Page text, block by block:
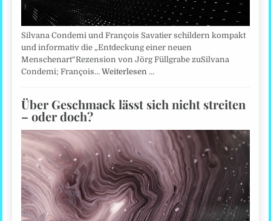
Silvana Condemi und François Savatier schildern kompakt
und informativ die „Entdeckung einer neuen
Menschenart“Rezension von Jörg Füllgrabe zuSilvana
Condemi; François…Weiterlesen …
Über Geschmack lässt sich nicht streiten
– oder doch?